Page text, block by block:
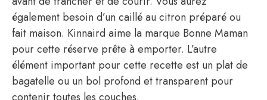
également besoin d’un caillé au citron préparé ou
fait maison. Kinnaird aime la marque Bonne Maman
pour cette réserve prête à emporter. L’autre
élément important pour cette recette est un plat de
bagatelle ou un bol profond et transparent pour